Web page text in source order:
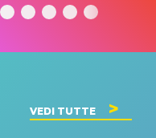
VEDI TUTTE